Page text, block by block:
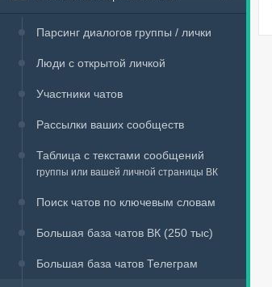
Парсинг диалогов группы / лички
Люди с открытой личкой
Участники чатов
Рассылки ваших сообществ
Таблица с текстами сообщений
группы или вашей личной страницы ВК
Поиск чатов по ключевым словам
Большая база чатов ВК (250 тыс)
Большая база чатов Телеграм